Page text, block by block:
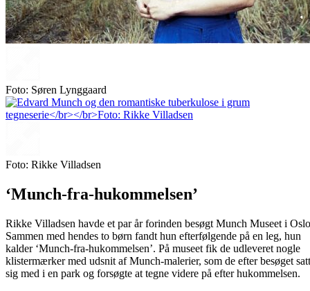
Foto: Søren Lynggaard
Foto: Rikke Villadsen
‘Munch-fra-hukommelsen’
Rikke Villadsen havde et par år forinden besøgt Munch Museet i
Sammen med hendes to børn fandt hun efterfølgende på en leg, hun
kalder ‘Munch-fra-hukommelsen’. På museet fik de udleveret nogle
klistermærker med udsnit af Munch-malerier, som de efter besøget
sig med i en park og forsøgte at tegne videre på efter hukommelsen.